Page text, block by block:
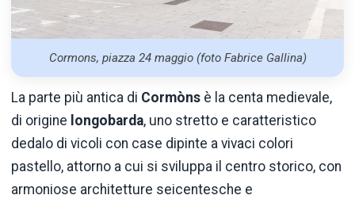
Cormons, piazza 24 maggio (foto Fabrice Gallina)
La parte più antica di Cormòns è la centa medievale,
di origine longobarda, uno stretto e caratteristico
dedalo di vicoli con case dipinte a vivaci colori
pastello, attorno a cui si sviluppa il centro storico, con
armoniose architetture seicentesche e